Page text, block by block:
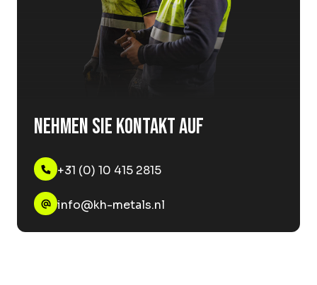
Nehmen Sie Kontakt auf
+31 (0) 10 415 2815
info@kh-metals.nl